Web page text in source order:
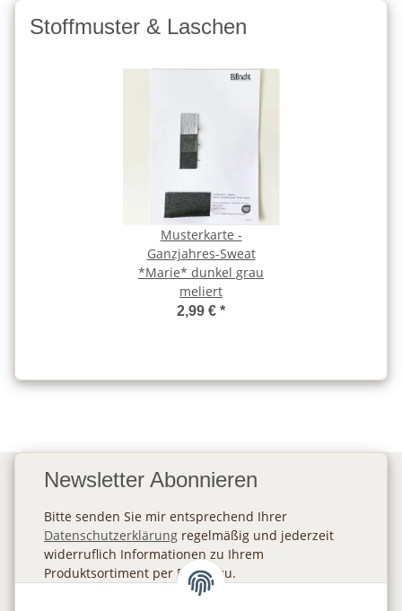
Stoffmuster & Laschen
Musterkarte -
Ganzjahres-Sweat
*Marie* dunkel grau
meliert
2,99 € *
Newsletter Abonnieren
Bitte senden Sie mir entsprechend Ihrer
Datenschutzerklärung regelmäßig und jederzeit
widerruflich Informationen zu Ihrem
Produktsortiment per E-Mail zu.